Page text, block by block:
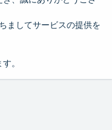
ましてサービスの提供を
。